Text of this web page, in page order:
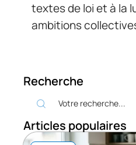
textes de loi et à la
ambitions
Recherche
Articles populaires